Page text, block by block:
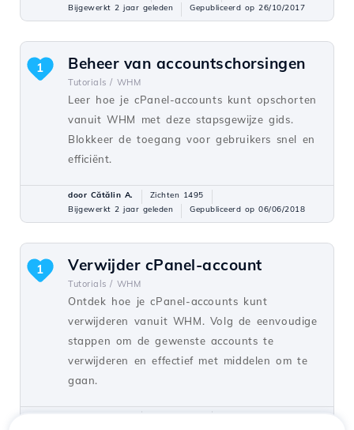
Bijgewerkt 2 jaar geleden
Gepubliceerd op 26/10/2017
Beheer van accountschorsingen
Tutorials / WHM
Leer hoe je cPanel-accounts kunt opschorten
vanuit WHM met deze stapsgewijze gids.
Blokkeer de toegang voor gebruikers snel en
efficiënt.
1
door Cătălin A.
Zichten 1495
Bijgewerkt 2 jaar geleden
Gepubliceerd op 06/06/2018
Verwijder cPanel-account
Tutorials / WHM
Ontdek hoe je cPanel-accounts kunt
verwijderen vanuit WHM. Volg de eenvoudige
stappen om de gewenste accounts te
verwijderen en effectief met middelen om te
gaan.
1